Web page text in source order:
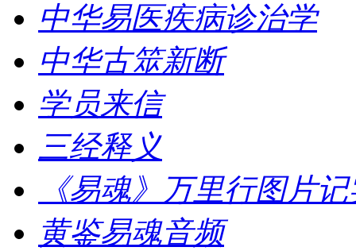
中华易医疾病诊治学
中华古筮新断
学员来信
三经释义
《易魂》万里行图片
黄鉴易魂音频